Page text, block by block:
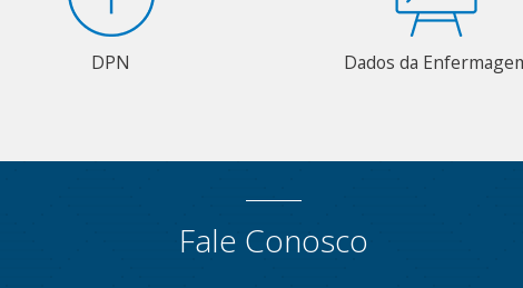
DPN Dados da
Fale Conosco